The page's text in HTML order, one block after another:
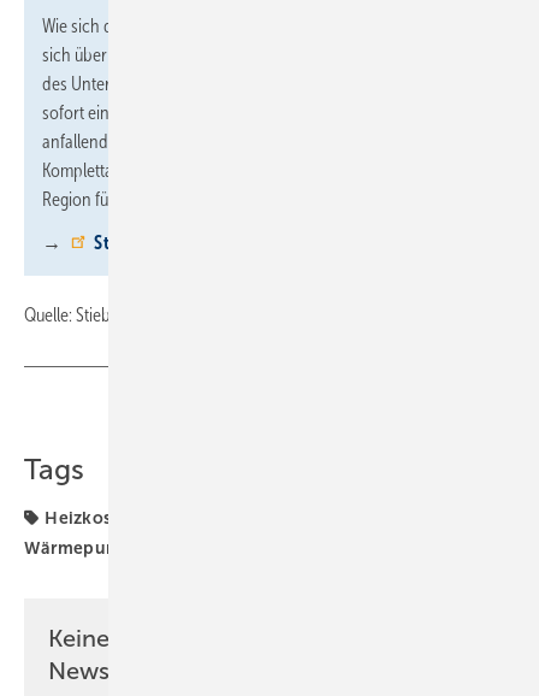
Wie sich die private Energiewende im Einzelfall rechnet, lässt
sich über den Stiebel-Eltron-Angebotsservice auf der Homepage
des Unternehmens ermitteln. Hausbesitzer bekommen hier
sofort einen ersten unverbindlichen Überblick zu den
anfallenden Kosten sowie auf Wunsch ein unverbindliches
Komplettangebot eines qualifizierten Fachhandwerkers aus der
Region für die Installation einer Wärmepumpe.
→ Stiebel-Eltron-Angebotsservice
Quelle: Stiebel Eltron / fl
Tags
Heizkosten
Wärmepumpen-Heizung
Keine Zeit? Kein Problem mit dem SBZ
Newsletter!